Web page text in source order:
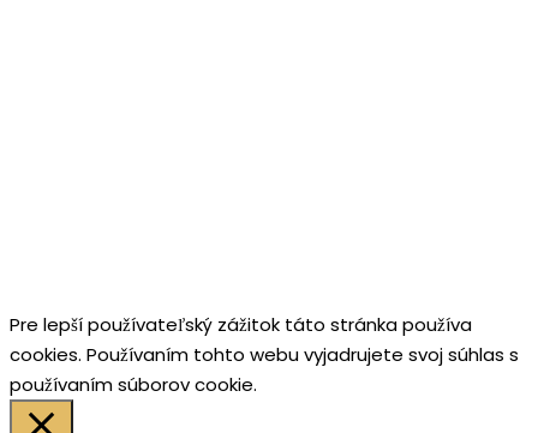
Pre lepší používateľský zážitok táto stránka používa
cookies. Používaním tohto webu vyjadrujete svoj súhlas s
používaním súborov cookie.